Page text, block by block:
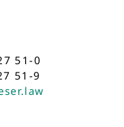
51-0
51-9